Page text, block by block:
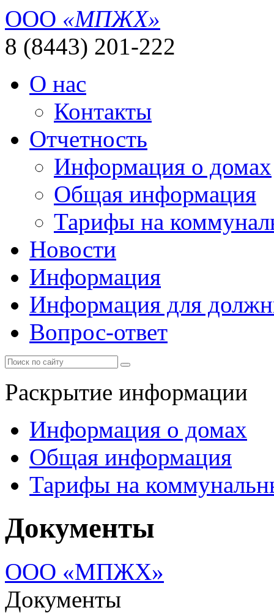
ООО «МПЖХ»
8 (8443) 201-222
О нас
Контакты
Отчетность
Информация о домах
Общая информация
Тарифы на
Новости
Информация
Информация для
Вопрос-ответ
Раскрытие информации
Информация о домах
Общая информация
Тарифы на
Документы
ООО «МПЖХ»
Документы